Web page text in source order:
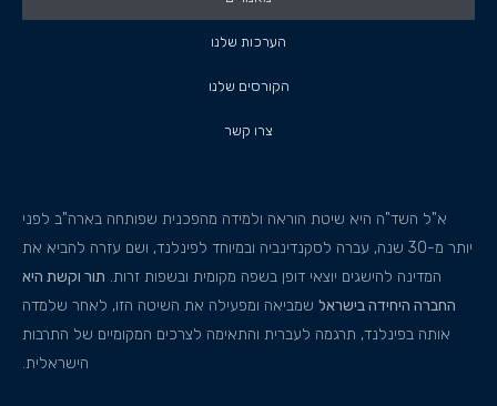
הערכות שלנו
הקורסים שלנו
צרו קשר
א"ל השד"ה היא שיטת הוראה ולמידה מהפכנית שפותחה בארה"ב לפני
יותר מ-30 שנה, עברה לסקנדינביה ובמיוחד לפינלנד, ושם עזרה להביא את
המדינה להישגים יוצאי דופן בשפה מקומית ובשפות זרות. תור וקשת היא
החברה היחידה בישראל שמביאה ומפעילה את השיטה הזו, לאחר שלמדה
אותה בפינלנד, תרגמה לעברית והתאימה לצרכים המקומיים של התרבות
הישראלית.